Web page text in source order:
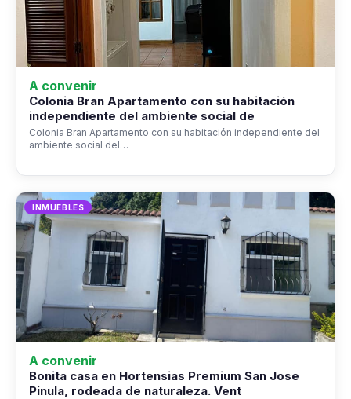
A convenir
Colonia Bran Apartamento con su habitación
independiente del ambiente social de
Colonia Bran Apartamento con su habitación independiente del
ambiente social del…
INMUEBLES
A convenir
Bonita casa en Hortensias Premium San Jose
Pinula, rodeada de naturaleza. Vent